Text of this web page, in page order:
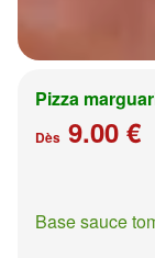
Pizza
Dès 9.00 €
Base sauce